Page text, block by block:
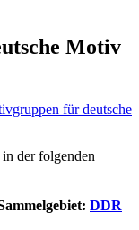
Motiv
für deutsche
der folgenden
DDR